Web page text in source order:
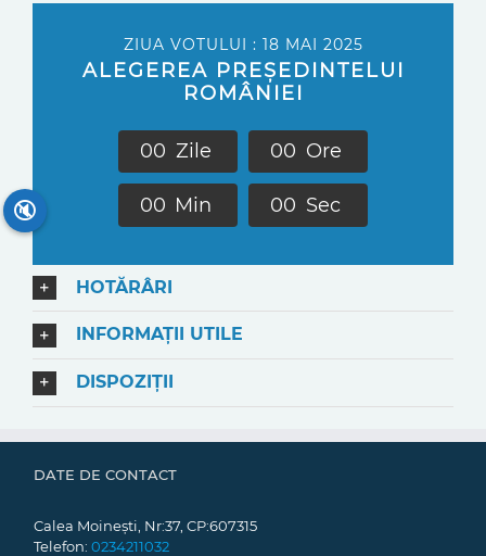
ZIUA VOTULUI : 18 MAI 2025
ALEGEREA PREȘEDINTELUI
ROMÂNIEI
00 Zile 00 Ore
00 Min 00 Sec
HOTĂRÂRI
INFORMAȚII UTILE
DISPOZIȚII
DATE DE CONTACT
Calea Moinești, Nr:37, CP:607315
Telefon: 0234211032
🔇